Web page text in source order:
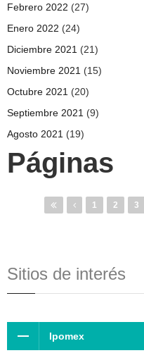
Febrero 2022 (27)
Enero 2022 (24)
Diciembre 2021 (21)
Noviembre 2021 (15)
Octubre 2021 (20)
Septiembre 2021 (9)
Agosto 2021 (19)
Páginas
1 2 3
Sitios de interés
Ipomex